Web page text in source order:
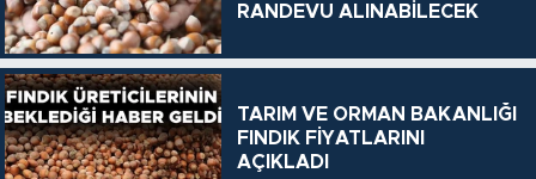
RANDEVU ALINABİLECEK
TARIM VE ORMAN BAKANLIĞI
FINDIK FİYATLARINI
AÇIKLADI